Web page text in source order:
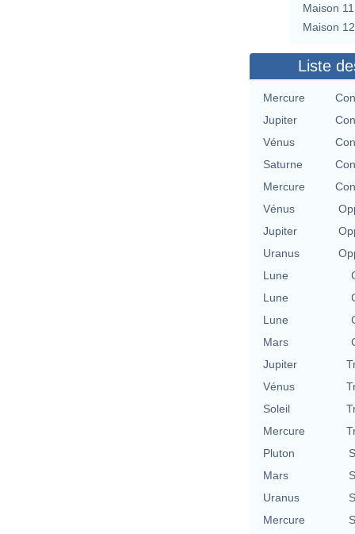
Maison 11
Maison 12
Liste
Mercure
Jupiter
Vénus
Saturne
Mercure
Vénus
Jupiter
Uranus
Lune
Lune
Lune
Mars
Jupiter
Vénus
Soleil
Mercure
Pluton
Mars
Uranus
Mercure